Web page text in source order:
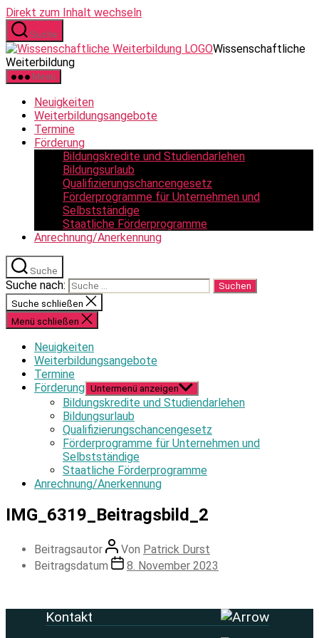
Direkt zum Inhalt wechseln
Suche
Wissenschaftliche
Weiterbildung
Menü
Neuigkeiten
Weiterbildungsangebote
Termine
Förderung
Bildungskredite und Studiendarlehen
Bildungsurlaub
Qualifizierungschancengesetz
Förderprogramme für Unternehmen und
Selbstständige
Staatliche Förderprogramme
Anrechnung/Anerkennung
Suche
Suche nach:
Suche schließen
Menü schließen
Neuigkeiten
Weiterbildungsangebote
Termine
Förderung Untermenü anzeigen
Bildungskredite und Studiendarlehen
Bildungsurlaub
Qualifizierungschancengesetz
Förderprogramme für Unternehmen und
Selbstständige
Staatliche Förderprogramme
Anrechnung/Anerkennung
IMG_6319_Beitragsbild_2
Beitragsautor Von Patrick Durst
Beitragsdatum
8. November 2023
Kontakt